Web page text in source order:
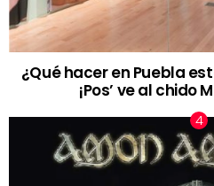
¿Qué hacer en Puebla
¡Pos’ ve al chido